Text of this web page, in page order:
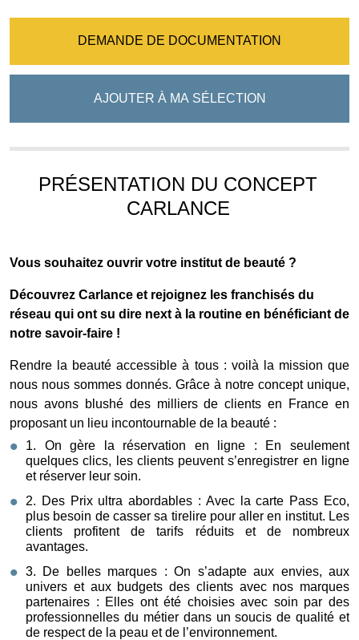
DEMANDE DE DOCUMENTATION
AJOUTER À MA SÉLECTION
PRÉSENTATION DU CONCEPT
CARLANCE
Vous souhaitez ouvrir votre institut de beauté ?
Découvrez Carlance et rejoignez les franchisés du
réseau qui ont su dire next à la routine en bénéficiant de
notre savoir-faire !
Rendre la beauté accessible à tous : voilà la mission que
nous nous sommes donnés. Grâce à notre concept unique,
nous avons blushé des milliers de clients en France en
proposant un lieu incontournable de la beauté :
1. On gère la réservation en ligne : En seulement
quelques clics, les clients peuvent s’enregistrer en ligne
et réserver leur soin.
2. Des Prix ultra abordables : Avec la carte Pass Eco,
plus besoin de casser sa tirelire pour aller en institut. Les
clients profitent de tarifs réduits et de nombreux
avantages.
3. De belles marques : On s’adapte aux envies, aux
univers et aux budgets des clients avec nos marques
partenaires : Elles ont été choisies avec soin par des
professionnelles du métier dans un soucis de qualité et
de respect de la peau et de l’environnement.